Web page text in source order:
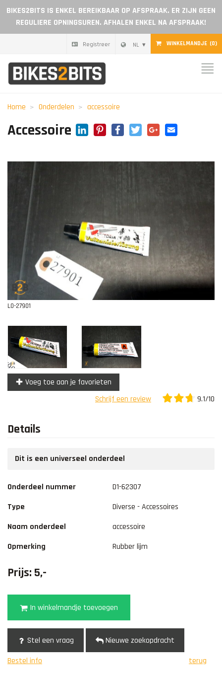
BIKES2BITS IS ENKEL BEREIKBAAR OP AFSPRAAK. ER ZIJN GEEN
REGULIERE OPNINGSUREN. AFHALEN ENKEL NA AFSPRAAK!
WINKELMANDJE (0)
NL
Registreer
Home
Dealer worden
Reviews
Contact
Home Onderdelen accessoire
Accessoire LinkedIn
Pinterest
Facebook
TwitterGoogle+
L0-27901
Voeg toe aan je favorieten
Schrijf een review
9.1/10
Details
Dit is een universeel onderdeel
Onderdeel nummer
D1-62307
Type
Diverse - Accessoires
Naam onderdeel
accessoire
Opmerking
Rubber lijm
Prijs: 5,-
In winkelmandje toevoegen
Stel een vraag
Nieuwe zoekopdracht
Bestel info
terug